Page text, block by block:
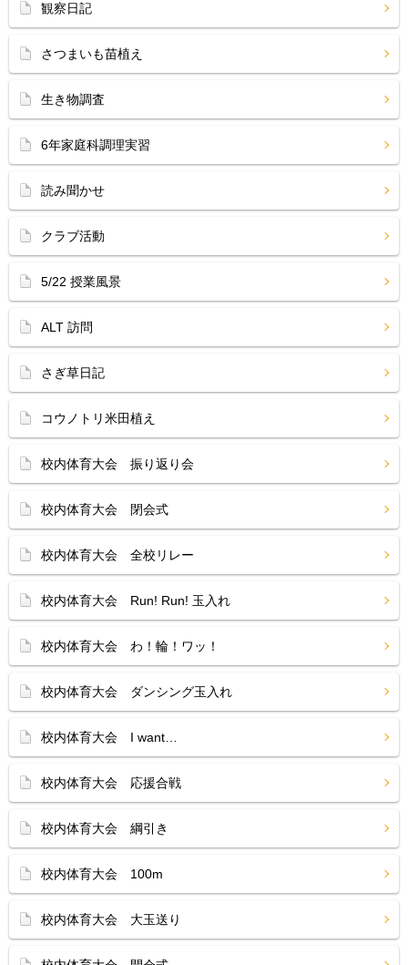
観察日記
さつまいも苗植え
生き物調査
6年家庭科調理実習
読み聞かせ
クラブ活動
5/22 授業風景
ALT 訪問
さぎ草日記
コウノトリ米田植え
校内体育大会 振り返り会
校内体育大会 閉会式
校内体育大会 全校リレー
校内体育大会 Run! Run! 玉入れ
校内体育大会 わ！輪！ワッ！
校内体育大会 ダンシング玉入れ
校内体育大会 I want…
校内体育大会 応援合戦
校内体育大会 綱引き
校内体育大会 100m
校内体育大会 大玉送り